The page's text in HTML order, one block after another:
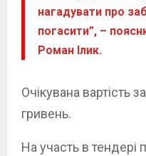
нагадувати про
погасити”, –
Роман Ілик.
Очікувана вартість
гривень.
На участь в тендері